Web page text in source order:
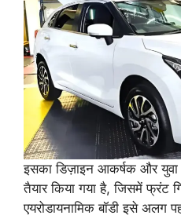
इसका डिज़ाइन आकर्षक और युवा
तैयार किया गया है, जिसमें फ्रंट
एयरोडायनामिक बॉडी इसे अलग